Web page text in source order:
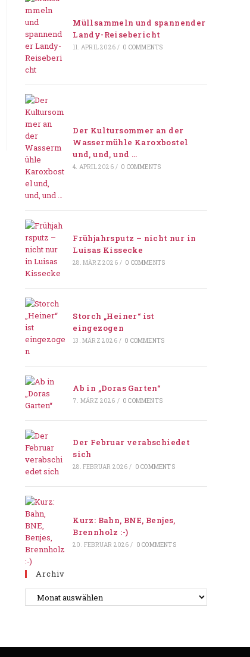
Müllsammeln und spannender
Landy-Reisebericht
11. APRIL 2026 / 0 COMMENTS
Der Kultursommer an der
Wassermühle Karoxbostel
und, und, und …
4. APRIL 2026 / 0 COMMENTS
Frühjahrsputz – nicht nur in
Luisas Kissecke
28. MÄRZ 2026 / 0 COMMENTS
Storch „Heiner“ ist
eingezogen
13. MÄRZ 2026 / 0 COMMENTS
Ab in „Doras Garten“
7. MÄRZ 2026 / 0 COMMENTS
Der Februar verabschiedet
sich
28. FEBRUAR 2026 / 0 COMMENTS
Kurz: Bahn, BNE, Benjes,
Brennholz :-)
20. FEBRUAR 2026 / 0 COMMENTS
Archiv